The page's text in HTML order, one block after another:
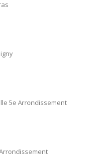
5e Arrondissement